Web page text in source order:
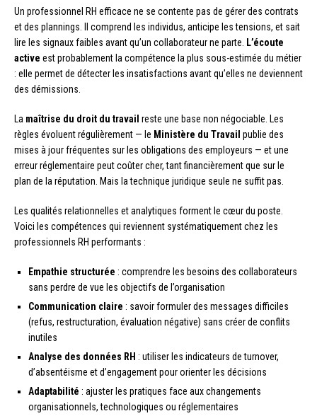
Un professionnel RH efficace ne se contente pas de gérer des contrats
et des plannings. Il comprend les individus, anticipe les tensions, et sait
lire les signaux faibles avant qu’un collaborateur ne parte.
L’écoute
active est probablement la compétence la plus sous-estimée du métier
: elle permet de détecter les insatisfactions avant qu’elles ne deviennent
des démissions.
La maîtrise du droit du travail reste une base non négociable. Les
règles évoluent régulièrement — le Ministère du Travail publie des
mises à jour fréquentes sur les obligations des employeurs — et une
erreur réglementaire peut coûter cher, tant financièrement que sur le
plan de la réputation. Mais la technique juridique seule ne suffit pas.
Les qualités relationnelles et analytiques forment le cœur du poste.
Voici les compétences qui reviennent systématiquement chez les
professionnels RH performants :
Empathie structurée : comprendre les besoins des collaborateurs
sans perdre de vue les objectifs de l’organisation
Communication claire : savoir formuler des messages difficiles
(refus, restructuration, évaluation négative) sans créer de conflits
inutiles
Analyse des données RH : utiliser les indicateurs de turnover,
d’absentéisme et d’engagement pour orienter les décisions
Adaptabilité : ajuster les pratiques face aux changements
organisationnels, technologiques ou réglementaires